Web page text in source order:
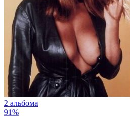
2 альбома
91%